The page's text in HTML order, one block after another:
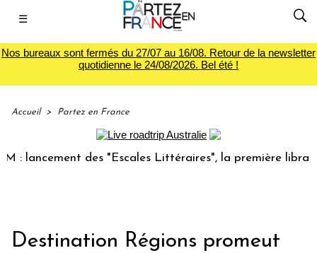
☰
Nos bureaux sont fermés du 27/07 au 16/08. Retour de la newsletter
quotidienne le 24/08/2026. Bel été !
Accueil > Partez en France
des "Escales Littéraires", la première librairie du
Destination Régions promeut